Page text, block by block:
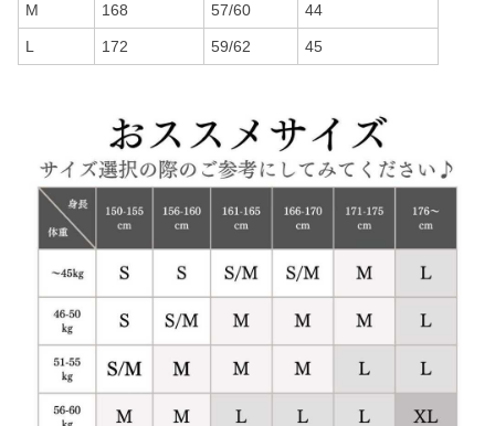
M 168 57/60 44
L 172 59/62 45